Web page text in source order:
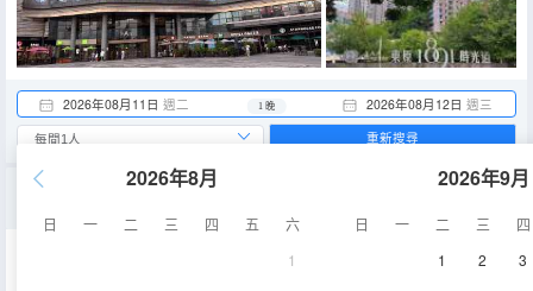
2026年08月11日 週二 2026年08月12日 週三
1 晚
2026年8月
日 一 二 三 四 五
六
1
2026年9月
日 一 二 三
四
1
2 3
重新搜尋
空調